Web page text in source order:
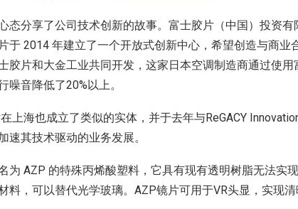
态分享了公司技术创新的故事。富士胶片（中国）投资有
于 2014 年建立了一个开放式创新中心，希望创造与商业
胶片和大金工业共同开发，这家日本空调制造商通过使
噪音降低了20%以上。
上海也成立了类似的实体，并于去年与ReGACY
速其技术驱动的业务发展。
为 AZP 的特殊丙烯酸塑料，它具有现有透明树脂无法实
料，可以替代光学玻璃。AZP镜片可用于VR头显，实现清